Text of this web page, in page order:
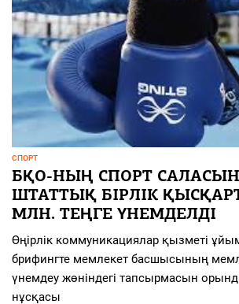
СПОРТ
БҚО-НЫҢ СПОРТ
ШТАТТЫҚ БІРЛІК
МЛН. ТЕҢГЕ ҮНЕМДЕЛДІ
Өңірлік коммуникациялар қызметі
брифингте мемлекет басшысының
үнемдеу жөніндегі тапсырмасын
нұсқасы